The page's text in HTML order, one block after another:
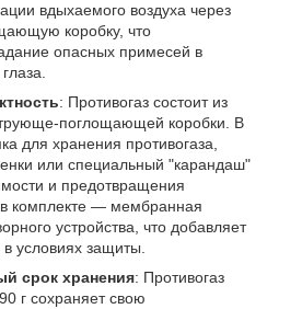
вдыхаемого воздуха через
коробку, что
опасных примесей в
: Противогаз состоит из
поглощающей коробки. В
для хранения противогаза,
или специальный "карандаш"
и предотвращения
комплекте — мембранная
устройства, что добавляет
условиях защиты.
срок хранения: Противогаз
г сохраняет свою